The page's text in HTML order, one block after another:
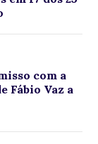
com a
Fábio Vaz a